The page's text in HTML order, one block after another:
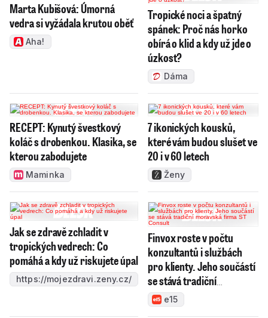
Marta Kubišová: Úmorná
vedra si vyžádala krutou oběť
Aha!
Tropické noci a špatný
spánek: Proč nás horko
obírá o klid a kdy už jde o
úzkost?
Dáma
RECEPT: Kynutý švestkový
koláč s drobenkou. Klasika, se
kterou zabodujete
Maminka
7 ikonických kousků,
které vám budou slušet ve
20 i v 60 letech
Ženy
Jak se zdravě zchladit v
tropických vedrech: Co
pomáhá a kdy už riskujete úpal
https://mojezdravi.zeny.cz/
Finvox roste v počtu
konzultantů i službách
pro klienty. Jeho součástí
se stává tradiční
moravská firma ST
Consult
e15